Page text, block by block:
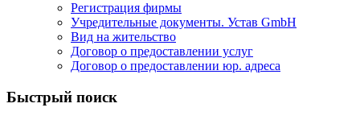
Регистрация фирмы
Учредительные документы. Устав GmbH
Вид на жительство
Договор о предоставлении услуг
Договор о предоставлении юр. адреса
Быстрый поиск